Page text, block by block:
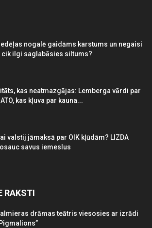
nogalē gaidāms karstums un negaisi
cik ilgi saglabāsies siltums?
kas neatmazgājas: Lemberga vārdi par
kas kļuva par kauna...
valstij jāmaksā par OIK kļūdām? LIZDA
savus iemeslus
RAKSTI
drāmas teātris viesosies ar izrādi